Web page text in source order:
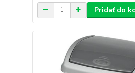
Pridať do